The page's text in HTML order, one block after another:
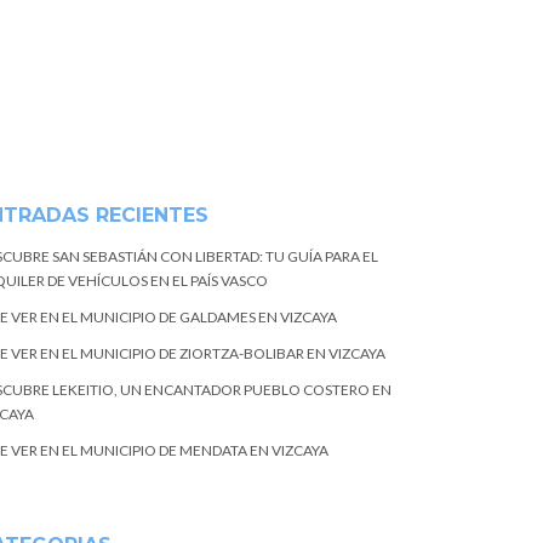
RECIENTES
SAN SEBASTIÁN CON LIBERTAD: TU GUÍA PARA EL
DE VEHÍCULOS EN EL PAÍS VASCO
VER EN EL MUNICIPIO DE GALDAMES EN VIZCAYA
VER EN EL MUNICIPIO DE ZIORTZA-BOLIBAR EN VIZCAYA
LEKEITIO, UN ENCANTADOR PUEBLO COSTERO EN
VER EN EL MUNICIPIO DE MENDATA EN VIZCAYA